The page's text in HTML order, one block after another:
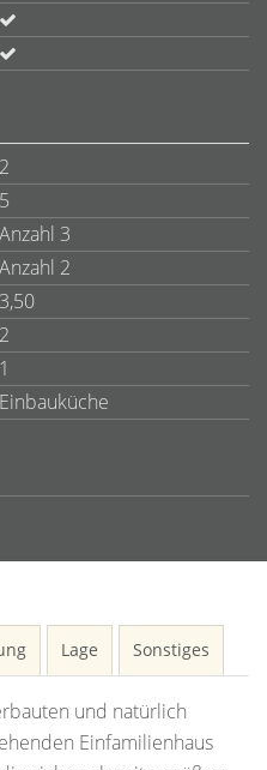
2
5
Anzahl 3
Anzahl 2
3,50
2
1
Einbauküche
Lage Sonstiges
und natürlich
Einfamilienhaus